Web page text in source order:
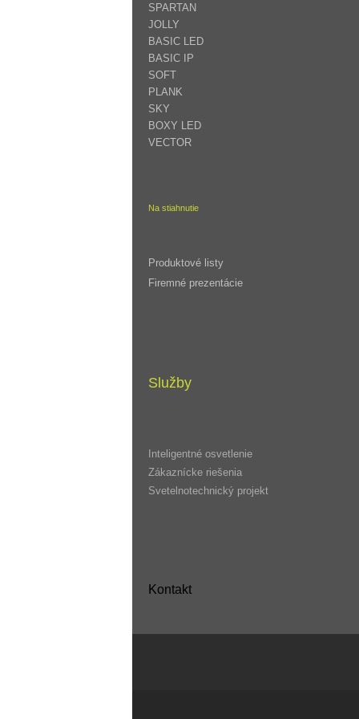
SPARTAN
JOLLY
BASIC LED
BASIC IP
SOFT
PLANK
SKY
BOXY LED
VECTOR
Na stiahnutie
Produktové listy
Firemné prezentácie
Služby
Inteligentné osvetlenie
Zákaznícke riešenia
Svetelnotechnický projekt
Kontakt